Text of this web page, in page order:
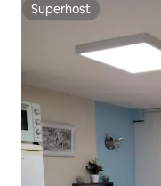
Superhost
Superhost